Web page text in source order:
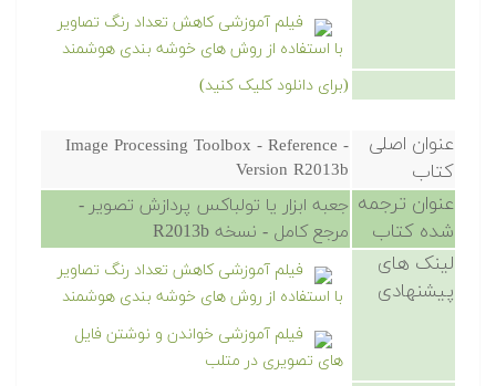
فیلم آموزشی کاهش تعداد رنگ تصاویر
با استفاده از روش های خوشه بندی هوشمند
(برای دانلود کلیک کنید)
عنوان اصلی
کتاب
Image Processing Toolbox - Reference -
Version R2013b
عنوان ترجمه
شده کتاب
جعبه ابزار یا تولباکس پردازش تصویر -
مرجع کامل - نسخه R2013b
لینک های
پیشنهادی
فیلم آموزشی کاهش تعداد رنگ تصاویر
با استفاده از روش های خوشه بندی هوشمند
فیلم آموزشی خواندن و نوشتن فایل
های تصویری در متلب